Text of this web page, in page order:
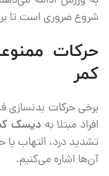
شروع ضروری است تا
حرکات
کمر
برخی حرکات بدنسازی
افراد مبتلا به دیسک
تشدید درد، التهاب
آن‌ها اشاره می‌کنیم.